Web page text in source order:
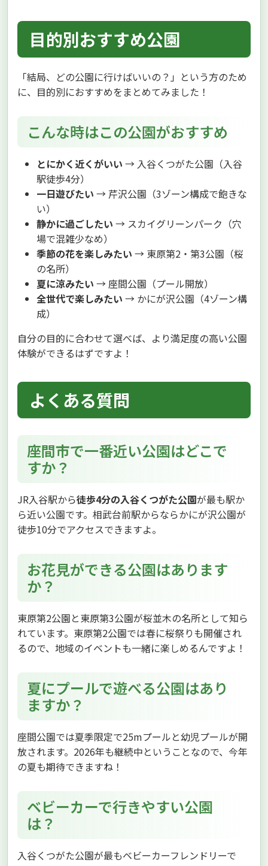
目的別おすすめ公園
「結局、どの公園に行けばいいの？」という方のため
に、目的別におすすめをまとめてみました！
こんな時はこの公園がおすすめ
とにかく近くがいい → 入谷くつがた公園（入谷
駅徒歩4分）
一日遊びたい → 芹沢公園（3ゾーン構成で飽きな
い）
静かに過ごしたい → スカイグリーンパーク（穴
場で混雑少なめ）
季節の花を楽しみたい → 東原第2・第3公園（桜
の名所）
夏に涼みたい → 座間公園（プール開放）
全世代で楽しみたい → かにが沢公園（4ゾーン構
成）
自分の目的に合わせて選べば、より満足度の高い公園
体験ができるはずですよ！
よくある質問
座間市で一番近い公園はどこで
すか？
JR入谷駅から徒歩4分の入谷くつがた公園が最も駅か
ら近い公園です。相武台前駅からならかにが沢公園が
徒歩10分でアクセスできますよ。
お花見ができる公園はあります
か？
東原第2公園と東原第3公園が桜並木の名所として知ら
れています。東原第2公園では春に桜祭りも開催され
るので、地域のイベントも一緒に楽しめるんですよ！
夏にプールで遊べる公園はあり
ますか？
座間公園では夏季限定で25mプールと幼児プールが開
放されます。2026年も継続中ということなので、今年
の夏も期待できますね！
ベビーカーで行きやすい公園
は？
入谷くつがた公園が最もベビーカーフレンドリーで